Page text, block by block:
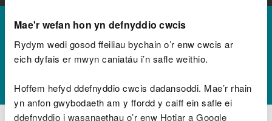
Mae'r wefan hon yn defnyddio cwcis
Rydym wedi gosod ffeiliau bychain o’r enw cwcis ar
eich dyfais er mwyn caniatáu i’n safle weithio.
Hoffem hefyd ddefnyddio cwcis dadansoddi. Mae’r rhain
yn anfon gwybodaeth am y ffordd y caiff ein safle ei
ddefnyddio i wasanaethau o’r enw Hotjar a Google
Hafan
Diolch i chi am eich
adborth